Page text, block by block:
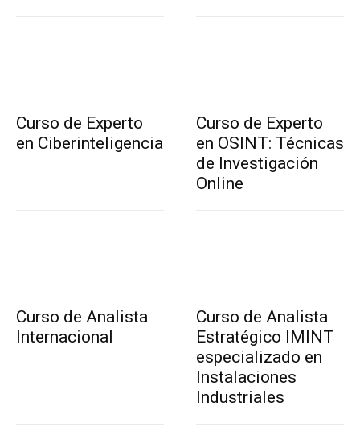
Curso de Experto
en Ciberinteligencia
Curso de Experto
en OSINT: Técnicas
de Investigación
Online
Curso de Analista
Internacional
Curso de Analista
Estratégico IMINT
especializado en
Instalaciones
Industriales